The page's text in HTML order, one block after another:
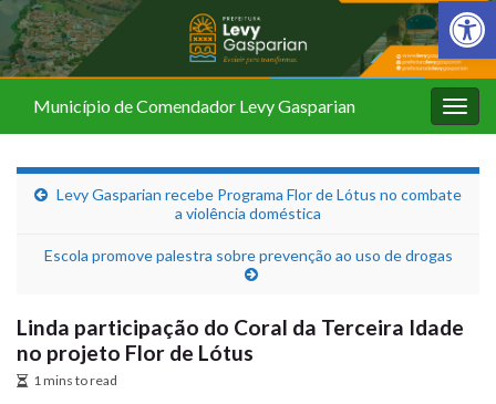
Barra de
Município de Comendador Levy Gasparian
Levy Gasparian recebe Programa Flor de Lótus no combate
a violência doméstica
Escola promove palestra sobre prevenção ao uso de drogas
Linda participação do Coral da Terceira Idade
no projeto Flor de Lótus
1 mins to read